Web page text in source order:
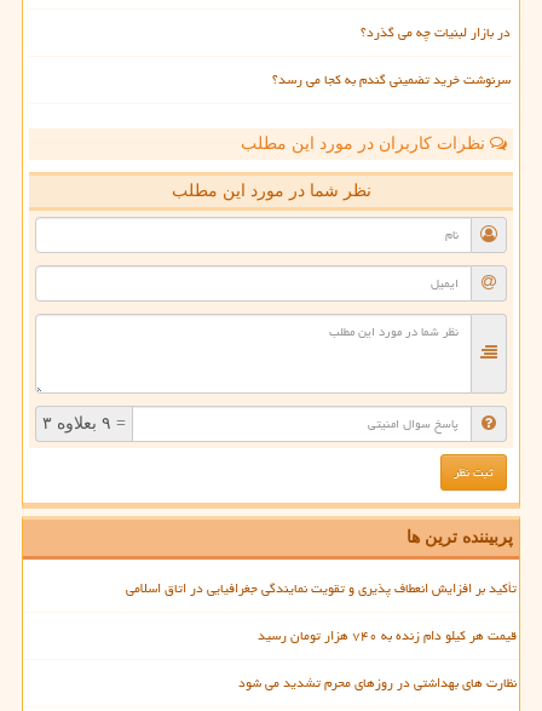
در بازار لبنیات چه می گذرد؟
سرنوشت خرید تضمینی گندم به کجا می رسد؟
نظرات کاربران در مورد این مطلب
نظر شما در مورد این مطلب
= ۹ بعلاوه ۳
پربیننده ترین ها
تأکید بر افزایش انعطاف پذیری و تقویت نمایندگی جغرافیایی در اتاق اسلامی
قیمت هر کیلو دام زنده به ۷۴۰ هزار تومان رسید
نظارت های بهداشتی در روزهای محرم تشدید می شود